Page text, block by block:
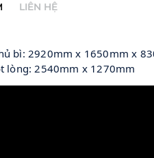
LIÊN HỆ
bì: 2920mm x 1650mm x
lòng: 2540mm x 1270mm